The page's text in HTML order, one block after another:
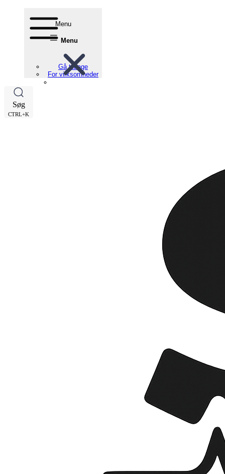
Menu
Menu
Gå tilbage
For virksomheder
Søg
CTRL+K